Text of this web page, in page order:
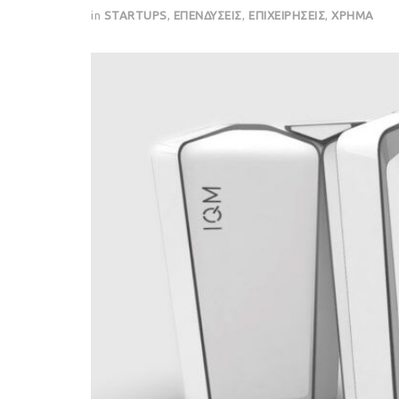
in STARTUPS ΕΠΕΝΔΥΣΕΙΣ ΕΠΙΧΕΙΡΗΣΕΙΣ ,ΧΡΗΜΑ